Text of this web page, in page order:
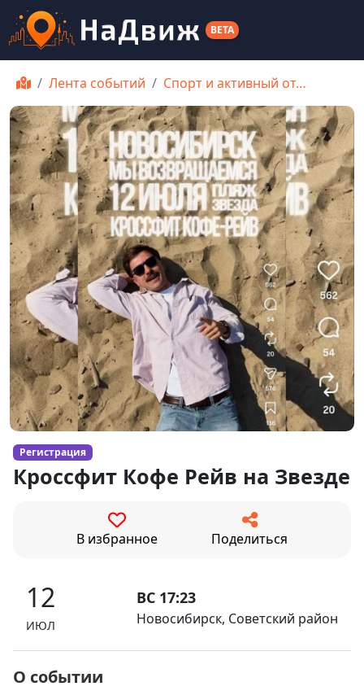
BETA
Лента событий Спорт и активный от…
Регистрация
Кроссфит Кофе Рейв на Звезде
В избранное Поделиться
12
ИЮЛ
ВС 17:23
Новосибирск, Советский район
О событии